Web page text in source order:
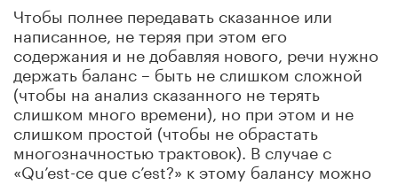
Чтобы полнее передавать сказанное или
написанное, не теряя при этом его
содержания и не добавляя нового, речи нужно
держать баланс – быть не слишком сложной
(чтобы на анализ сказанного не терять
слишком много времени), но при этом и не
слишком простой (чтобы не обрастать
многозначностью трактовок). В случае с
«Qu’est-ce que c’est?» к этому балансу можно